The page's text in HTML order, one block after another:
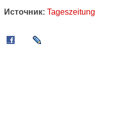
Источник: Tageszeitung